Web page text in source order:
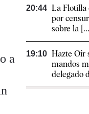
a
20:44 La Flotilla
por
sobre la
19:10 Hazte Oír
mandos
delegado